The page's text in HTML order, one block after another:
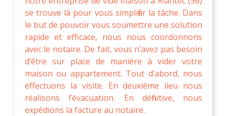
se trouve là pour vous simplifier la tâche. Dans
le but de pouvoir vous soumettre une solution
rapide et efficace, nous nous coordonnons
avec le notaire. De fait, vous n’avez pas besoin
d’être sur place de manière à vider votre
maison ou appartement. Tout d’abord, nous
effectuons la visite. En deuxième lieu nous
réalisons l’évacuation. En définitive, nous
expédions la facture au notaire.